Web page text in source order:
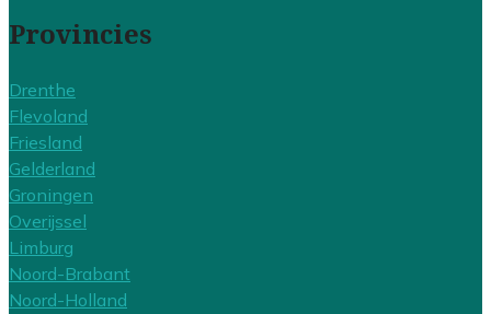
Provincies
Drenthe
Flevoland
Friesland
Gelderland
Groningen
Overijssel
Limburg
Noord-Brabant
Noord-Holland